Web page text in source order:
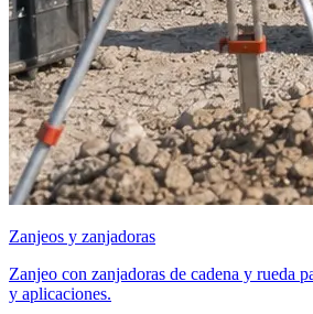
Zanjeos y zanjadoras
Zanjeo con zanjadoras de cadena y rueda
y aplicaciones.